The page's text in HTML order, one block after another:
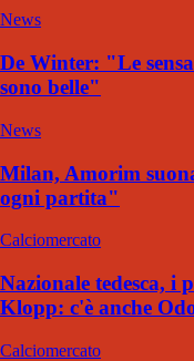
News
De Winter: "Le
sono belle"
News
Milan, Amorim
ogni partita"
Calciomercato
Nazionale tedesca, i
Klopp: c'è anche
Calciomercato